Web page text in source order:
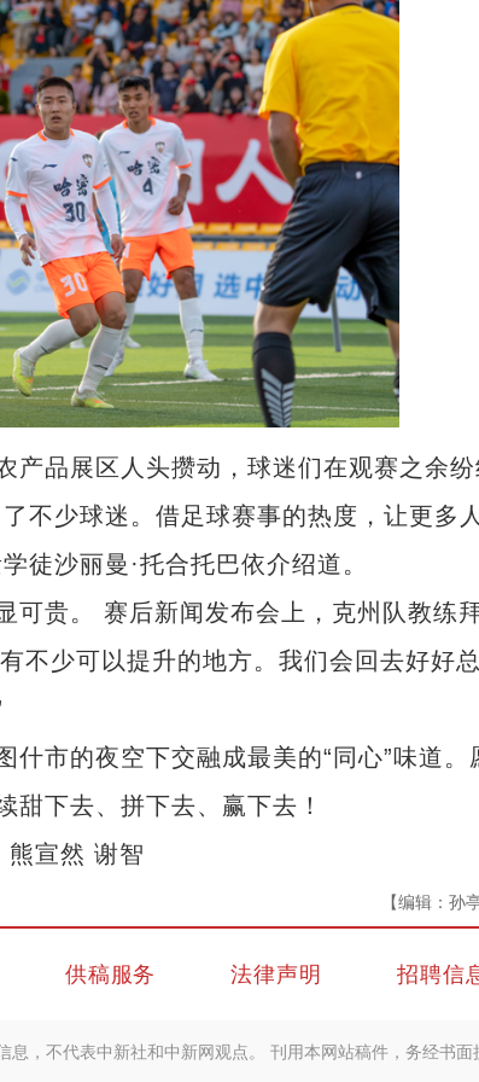
品展区人头攒动，球迷们在观赛之余
不少球迷。借足球赛事的热度，让更多
徒沙丽曼·托合托巴依介绍道。
贵。 赛后新闻发布会上，克州队教练
不少可以提升的地方。我们会回去好好
市的夜空下交融成最美的“同心”味道。
甜下去、拼下去、赢下去！
宣然 谢智
【编辑：孙
供稿服务 法律声明 招聘信
息，不代表中新社和中新网观点。 刊用本网站稿件，务经书面